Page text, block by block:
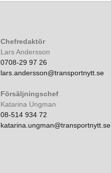
Chefredaktör
Lars Andersson
0708-29 97 26
lars.andersson@transportnytt.se
Försäljningschef
Katarina Ungman
08-514 934 72
katarina.ungman@transportnytt.se